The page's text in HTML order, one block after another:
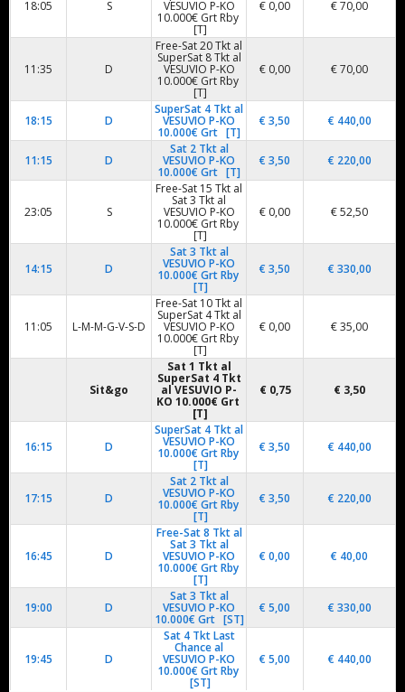
18:05 S VESUVIO P-KO
10.000€ Grt Rby
[T]
€ 0,00 € 70,00
11:35 D
Free-Sat 20 Tkt al
SuperSat 8 Tkt al
VESUVIO P-KO
10.000€ Grt Rby
[T]
€ 0,00 € 70,00
18:15 D
SuperSat 4 Tkt al
VESUVIO P-KO
10.000€ Grt [T]
€ 3,50 € 440,00
11:15 D
Sat 2 Tkt al
VESUVIO P-KO
10.000€ Grt [T]
€ 3,50 € 220,00
23:05 S
Free-Sat 15 Tkt al
Sat 3 Tkt al
VESUVIO P-KO
10.000€ Grt Rby
[T]
€ 0,00 € 52,50
14:15 D
Sat 3 Tkt al
VESUVIO P-KO
10.000€ Grt Rby
[T]
€ 3,50 € 330,00
11:05 L-M-M-G-V-S-D
Free-Sat 10 Tkt al
SuperSat 4 Tkt al
VESUVIO P-KO
10.000€ Grt Rby
[T]
€ 0,00 € 35,00
Sit&go
Sat 1 Tkt al
SuperSat 4 Tkt
alVESUVIO P-
KO 10.000€Grt
[T]
€ 0,75 € 3,50
16:15 D
SuperSat 4 Tkt al
VESUVIO P-KO
10.000€ Grt Rby
[T]
€ 3,50 € 440,00
17:15 D
Sat 2 Tkt al
VESUVIO P-KO
10.000€ Grt Rby
[T]
€ 3,50 € 220,00
16:45 D
Free-Sat 8 Tkt al
Sat 3 Tkt al
VESUVIO P-KO
10.000€ Grt Rby
[T]
€ 0,00 € 40,00
19:00 D
Sat 3 Tkt al
VESUVIO P-KO
10.000€ Grt [ST]
€ 5,00 € 330,00
19:45 D
Sat 4 Tkt Last
Chance al
VESUVIO P-KO
10.000€ Grt Rby
[ST]
€ 5,00 € 440,00